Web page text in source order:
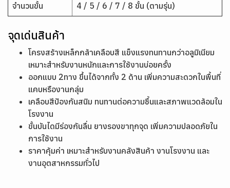
จำนวนขั้น 4 / 5 / 6 / 7 / 8 ขั้น (ตามรุ่น)
จุดเด่นสินค้า
โครงสร้างเหล็กกล้าเคลือบสี แข็งแรงทนทานกว่าอลูมิเนียม
เหมาะสำหรับงานหนักและการใช้งานบ่อยครั้ง
ออกแบบ 2ทาง ขึ้นได้จากทั้ง 2 ด้าน เพิ่มความสะดวกในพื้นที่
แคบหรืองานกลุ่ม
เคลือบสีป้องกันสนิม ทนทานต่อความชื้นและสภาพแวดล้อมใน
โรงงาน
ขั้นบันไดมีร่องกันลื่น ยางรองขาทุกจุด เพิ่มความปลอดภัยใน
การใช้งาน
ราคาคุ้มค่า เหมาะสำหรับงานคลังสินค้า งานโรงงาน และ
งานอุตสาหกรรมทั่วไป